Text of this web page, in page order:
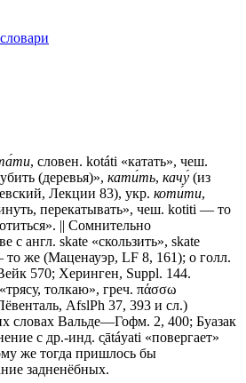
, словен. kotáti «катать», чеш.
(деревья)», кати́ть, качу́ (из
Лекции 83), укр. коти́ти,
перекатывать», чеш. kotiti — то
|| Сомнительно
с англ. skate «скользить», skate
то же (Маценауэр, LF 8, 161); о голл.
570; Херинген, Suppl. 144.
толкаю», греч. πάσσω
AfslPh 37, 393 и сл.)
словах Вальде—Гофм. 2, 400; Буазак
с др.-инд. c̨ātáyati «повергает»
же тогда пришлось бы
задненёбных.